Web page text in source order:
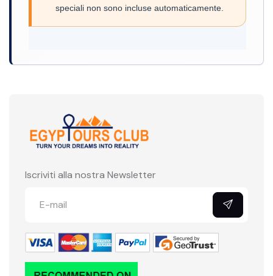
speciali non sono incluse automaticamente.
Iscriviti alla nostra Newsletter